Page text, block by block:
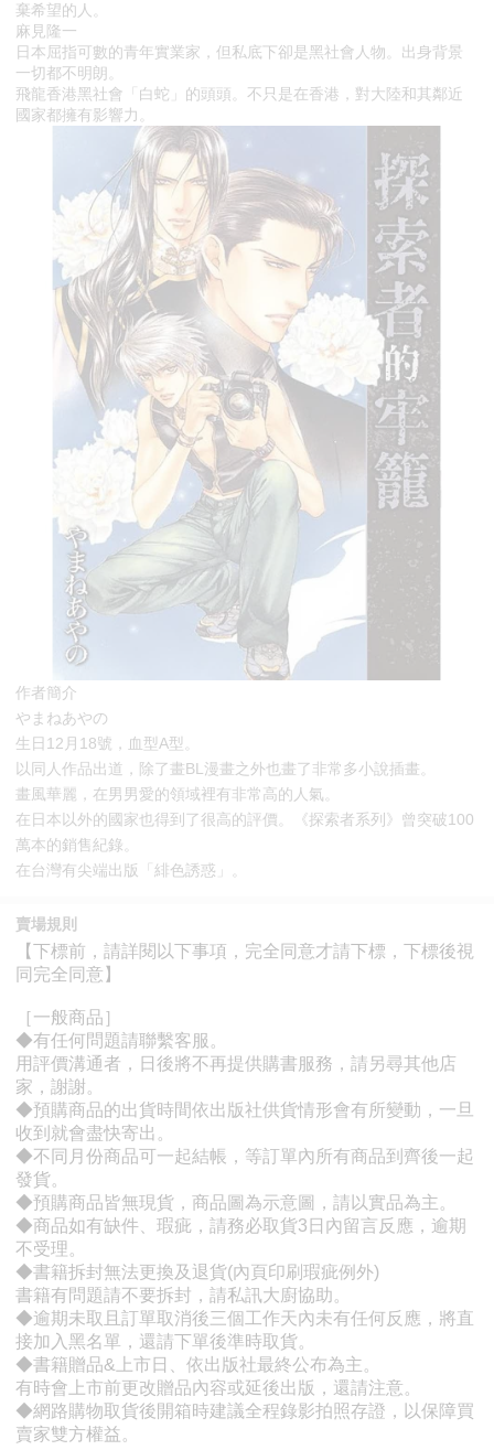
棄希望的人。
麻見隆一
日本屈指可數的青年實業家，但私底下卻是黑社會人物。出身背景
一切都不明朗。
飛龍香港黑社會「白蛇」的頭頭。不只是在香港，對大陸和其鄰近
國家都擁有影響力。
作者簡介
やまねあやの
生日12月18號，血型A型。
以同人作品出道，除了畫BL漫畫之外也畫了非常多小說插畫。
畫風華麗，在男男愛的領域裡有非常高的人氣。
在日本以外的國家也得到了很高的評價。《探索者系列》曾突破100
萬本的銷售紀錄。
在台灣有尖端出版「緋色誘惑」。
賣場規則